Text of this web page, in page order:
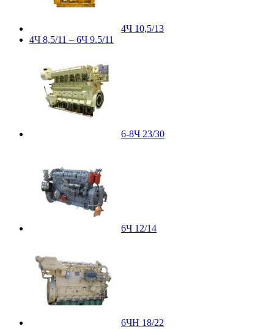
4Ч 10,5/13
4Ч 8,5/11 – 6Ч 9.5/11
6-8Ч 23/30
6Ч 12/14
6ЧН 18/22